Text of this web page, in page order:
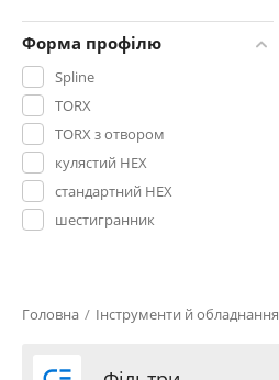
T50TR
T9
TS10
TS15
TS20
TS25
TS30
TS40
Форма профілю
Spline
TORX
TORX з отвором
кулястий HEX
стандартний HEX
шестигранник
Головна / Інструменти й обладнання